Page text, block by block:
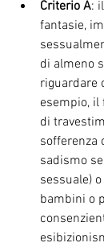
Criterio A:
fantasie,
di almeno
riguardare
esempio,
di
sofferenza
sadismo
sessuale)
bambini o